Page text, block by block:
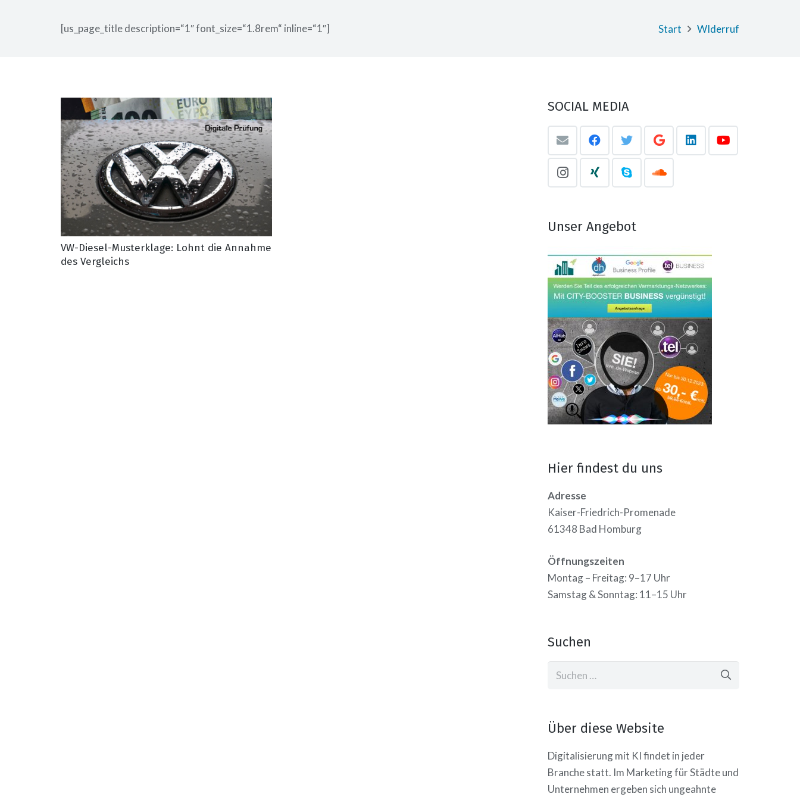
[us_page_title description=“1″ font_size=“1.8rem“ inline=“1″] Start WIderruf
VW-Diesel-Musterklage: Lohnt die Annahme
des Vergleichs
SOCIAL MEDIA
Unser Angebot
Hier findest du uns
Adresse
Kaiser-Friedrich-Promenade
61348 Bad Homburg
Öffnungszeiten
Montag – Freitag: 9–17 Uhr
Samstag & Sonntag: 11–15 Uhr
Suchen
Suchen
Über diese Website
Digitalisierung mit KI findet in jeder
Branche statt. Im Marketing für Städte und
Unternehmen ergeben sich ungeahnte